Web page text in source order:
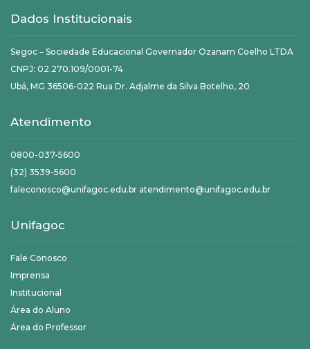
Dados Institucionais
Segoc – Sociedade Educacional Governador Ozanam Coelho LTDA
CNPJ: 02.270.109/0001-74
Ubá, MG 36506-022 Rua Dr. Adjalme da Silva Botelho, 20
Atendimento
0800-037-5600
(32) 3539-5600
faleconosco@unifagoc.edu.br atendimento@unifagoc.edu.br
Unifagoc
Fale Conosco
Imprensa
Institucional
Área do Aluno
Área do Professor